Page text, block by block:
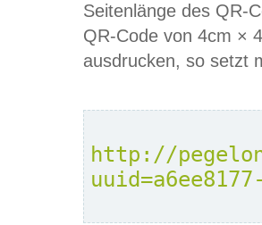
Seitenlänge des QR-
QR-Code von 4cm ×
ausdrucken, so setzt
http://